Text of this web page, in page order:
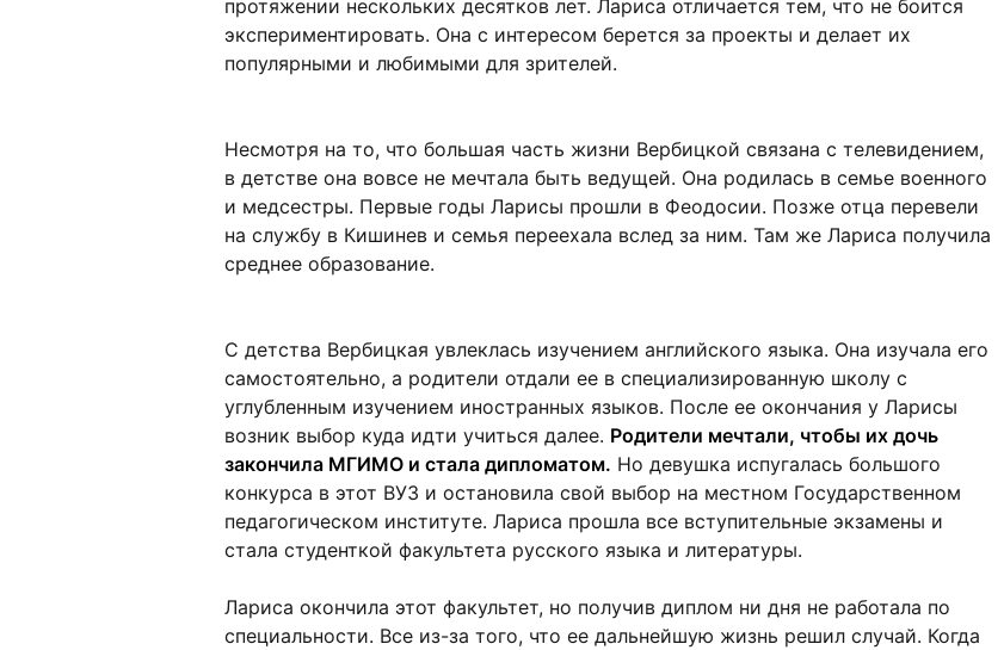
протяжении нескольких десятков лет. Лариса отличается тем, что не боится
экспериментировать. Она с интересом берется за проекты и делает их
популярными и любимыми для зрителей.
Несмотря на то, что большая часть жизни Вербицкой связана с телевидением,
в детстве она вовсе не мечтала быть ведущей. Она родилась в семье военного
и медсестры. Первые годы Ларисы прошли в Феодосии. Позже отца перевели
на службу в Кишинев и семья переехала вслед за ним. Там же Лариса получила
среднее образование.
С детства Вербицкая увлеклась изучением английского языка. Она изучала его
самостоятельно, а родители отдали ее в специализированную школу с
углубленным изучением иностранных языков. После ее окончания у Ларисы
возник выбор куда идти учиться далее. Родители мечтали, чтобы их дочь
закончила МГИМО и стала дипломатом. Но девушка испугалась большого
конкурса в этот ВУЗ и остановила свой выбор на местном Государственном
педагогическом институте. Лариса прошла все вступительные экзамены и
стала студенткой факультета русского языка и литературы.
Лариса окончила этот факультет, но получив диплом ни дня не работала по
специальности. Все из-за того, что ее дальнейшую жизнь решил случай. Когда